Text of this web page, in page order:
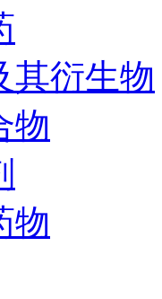
其衍生物
物
物